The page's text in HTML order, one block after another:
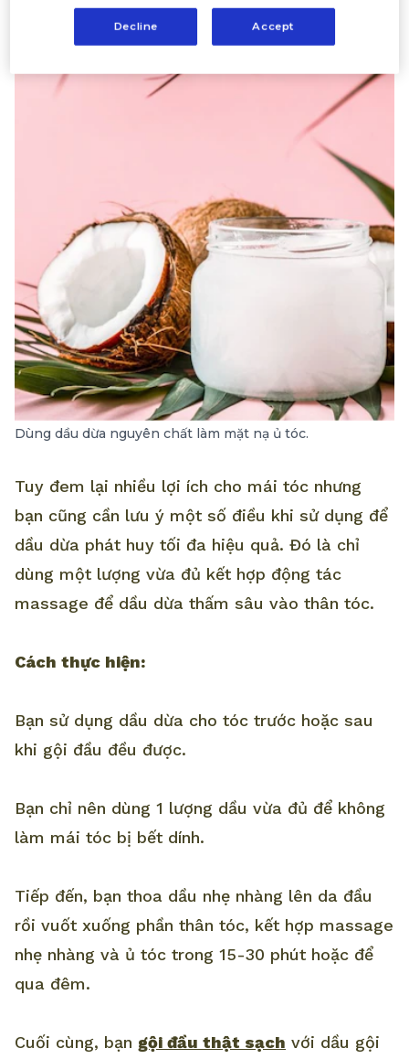
Dùng dầu dừa nguyên chất làm mặt nạ ủ tóc.
Tuy đem lại nhiều lợi ích cho mái tóc nhưng
bạn cũng cần lưu ý một số điều khi sử dụng để
dầu dừa phát huy tối đa hiệu quả. Đó là chỉ
dùng một lượng vừa đủ kết hợp động tác
massage để dầu dừa thấm sâu vào thân tóc.
Cách thực hiện:
Bạn sử dụng dầu dừa cho tóc trước hoặc sau
khi gội đầu đều được.
Bạn chỉ nên dùng 1 lượng dầu vừa đủ để không
làm mái tóc bị bết dính.
Tiếp đến, bạn thoa dầu nhẹ nhàng lên da đầu
rồi vuốt xuống phần thân tóc, kết hợp massage
nhẹ nhàng và ủ tóc trong 15-30 phút hoặc để
qua đêm.
Cuối cùng, bạn gội đầu thật sạch với dầu gội
Decline Accept